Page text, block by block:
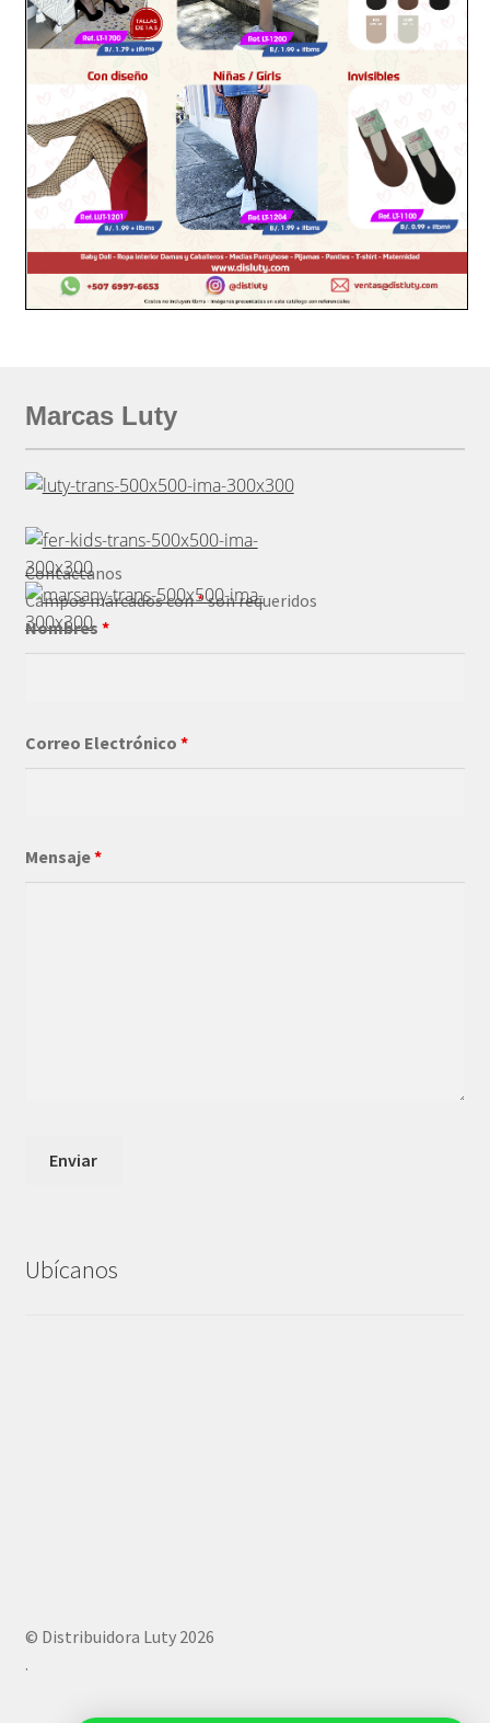
Marcas Luty
Contáctanos
Campos marcados con*son requeridos
Nombres *
Correo Electrónico *
Mensaje*
Ubícanos
© Distribuidora Luty 2026
.